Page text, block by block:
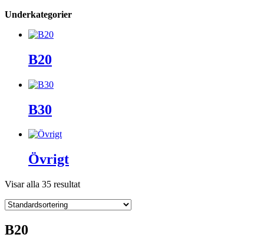
Underkategorier
B20
B30
Övrigt
Visar alla 35 resultat
B20